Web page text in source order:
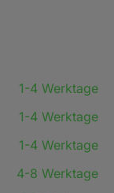
1-4 Werktage
1-4 Werktage
1-4 Werktage
4-8 Werktage